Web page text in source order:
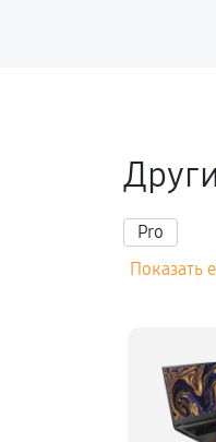
Pro
Показать